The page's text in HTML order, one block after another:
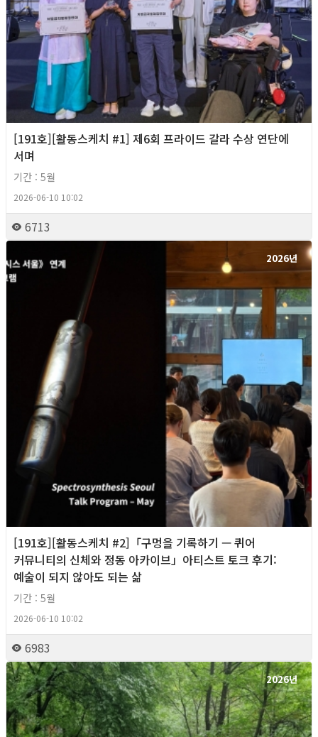
[191호][활동스케치 #1] 제6회 프라이드 갈라 수상 연단에
서며
기간 : 5월
2026-06-10 10:02
6713
2026년
[191호][활동스케치 #2]「구멍을 기록하기 — 퀴어
커뮤니티의 신체와 정동 아카이브」아티스트 토크 후기:
예술이 되지 않아도 되는 삶
기간 : 5월
2026-06-10 10:02
6983
2026년